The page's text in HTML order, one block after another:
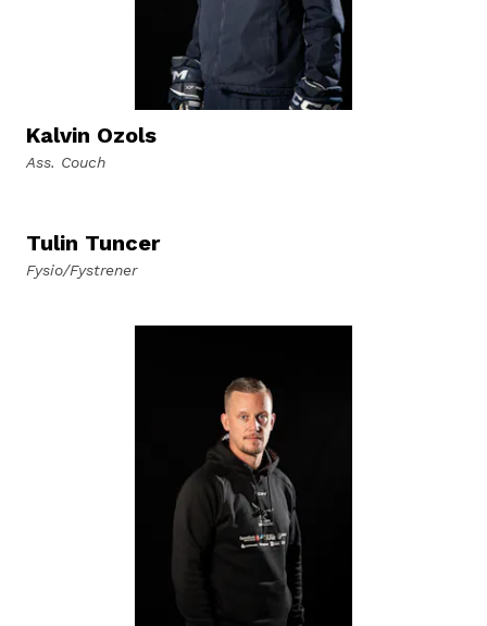
Kalvin Ozols
Ass. Couch
Tulin Tuncer
Fysio/Fystrener